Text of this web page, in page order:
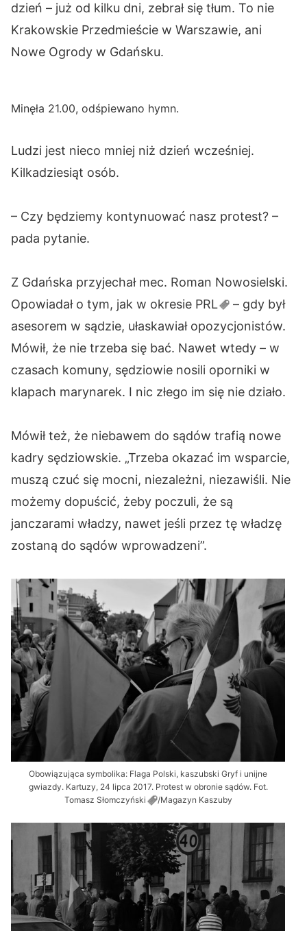
dzień – już od kilku dni, zebrał się tłum. To nie
Krakowskie Przedmieście w Warszawie, ani
Nowe Ogrody w Gdańsku.
Minęła 21.00, odśpiewano hymn.
Ludzi jest nieco mniej niż dzień wcześniej.
Kilkadziesiąt osób.
– Czy będziemy kontynuować nasz protest? –
pada pytanie.
Z Gdańska przyjechał mec. Roman Nowosielski.
Opowiadał o tym, jak w okresie PRL
– gdy był
asesorem w sądzie, ułaskawiał opozycjonistów.
Mówił, że nie trzeba się bać. Nawet wtedy – w
czasach komuny, sędziowie nosili oporniki w
klapach marynarek. I nic złego im się nie działo.
Mówił też, że niebawem do sądów trafią nowe
kadry sędziowskie. „Trzeba okazać im wsparcie,
muszą czuć się mocni, niezależni, niezawiśli. Nie
możemy dopuścić, żeby poczuli, że są
janczarami władzy, nawet jeśli przez tę władzę
zostaną do sądów wprowadzeni”.
Obowiązująca symbolika: Flaga Polski, kaszubski Gryf i unijne
gwiazdy. Kartuzy, 24 lipca 2017. Protest w obronie sądów. Fot.
Tomasz Słomczyński /Magazyn Kaszuby